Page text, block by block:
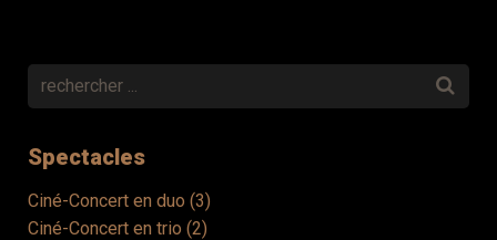
Spectacles
Ciné-Concert en duo (3)
Ciné-Concert en trio (2)